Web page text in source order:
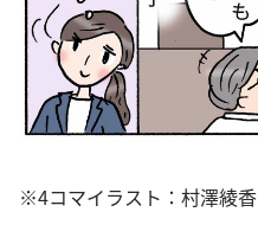
※4コマイラスト：村澤綾香